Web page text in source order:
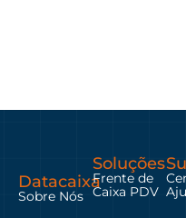
Datacaixa
Sobre Nós
Soluções
Frente de
Caixa PDV